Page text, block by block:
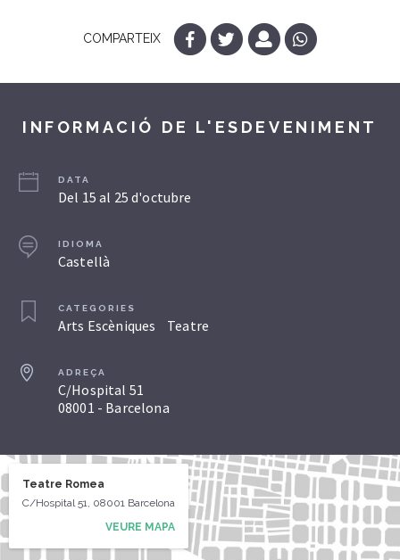
COMPARTEIX
INFORMACIÓ DE L'ESDEVENIMENT
DATA
Del 15 al 25 d'octubre
IDIOMA
Castellà
CATEGORIES
Arts Escèniques Teatre
ADREÇA
C/Hospital 51
08001 - Barcelona
Teatre Romea
C/Hospital 51, 08001 Barcelona
VEURE MAPA